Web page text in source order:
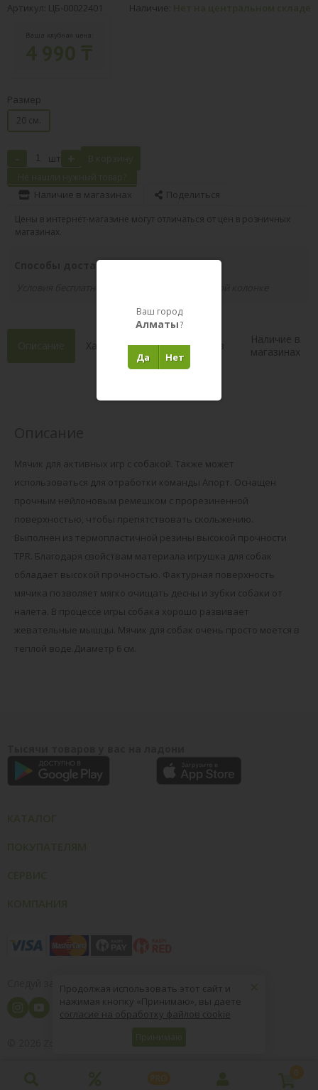
Артикул: ЦБ-00022401 Наличие: Нет на центральном складе
Ваша клубная цена:
Размер
20 см.
- шт + В корзину
Не нашли нужный товар?
Наличие в магазинах Поделиться
Цены в интернет-магазине могут отличаться от цен в розничных
магазинах.
Способы доставки вашего заказа
Описание Характеристики Состав
Наличие в
магазинах
Мячик для активных игр с собакой. Также может
использоваться для отработки команды Апорт. Оснащен
прочным нейлоновым ремешком с прорезиненной
поверхностью, чтобы препятствовать скольжению.
Выполнен из термопластичной резины высокой прочности
TPR. Благодаря свойствам материала игрушка для собак
обладает высокой прочностью. Фактурная поверхность
мячика позволяет мягко очищать десны и зубки собаки от
налета. В процессе игры собака хорошо развивает
жевательные мышцы. Мячик для собак очень просто моется в
теплой воде.Диаметр 6 см.
Следуй за нами
8 (800) 004-09-40
PRO
0
×
Продолжая использовать этот сайт и
нажимая кнопку «Принимаю», вы даете
согласие на обработку файлов cookie
Принимаю
Ваш город
Алматы?
Нет
Да